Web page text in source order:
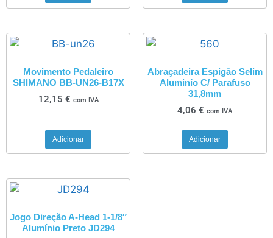
Movimento Pedaleiro
SHIMANO BB-UN26-B17X
12,15 € com IVA
Adicionar
Abraçadeira Espigão Selim
Aluminío C/ Parafuso
31,8mm
4,06 € com IVA
Adicionar
Jogo Direção A-Head 1-1/8″
Alumínio Preto JD294